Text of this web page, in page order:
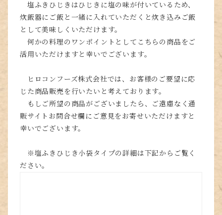
塩ふきひじきはひじきに塩の味が付いているため、
炊飯器にご飯と一緒に入れていただくと炊き込みご飯
として美味しくいただけます。
何かの料理のワンポイントとしてこちらの商品をご
活用いただけますと幸いでございます。
ヒロコンフーズ株式会社では、お客様のご要望に応
じた商品販売を行いたいと考えております。
もしご所望の商品がございましたら、ご遠慮なく通
販サイトお問合せ欄にご意見をお寄せいただけますと
幸いでございます。
※塩ふきひじき小袋タイプの詳細は下記からご覧く
ださい。